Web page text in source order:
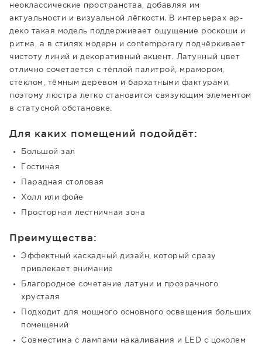
неоклассические пространства, добавляя им
актуальности и визуальной лёгкости. В интерьерах ар-
деко такая модель поддерживает ощущение роскоши и
ритма, а в стилях модерн и contemporary подчёркивает
чистоту линий и декоративный акцент. Латунный цвет
отлично сочетается с тёплой палитрой, мрамором,
стеклом, тёмным деревом и бархатными фактурами,
поэтому люстра легко становится связующим элементом
в статусной обстановке.
Для каких помещений подойдёт:
Большой зал
Гостиная
Парадная столовая
Холл или фойе
Просторная лестничная зона
Преимущества:
Эффектный каскадный дизайн, который сразу
привлекает внимание
Благородное сочетание латуни и прозрачного
хрусталя
Подходит для мощного основного освещения больших
помещений
Совместима с лампами накаливания и LED с цоколем